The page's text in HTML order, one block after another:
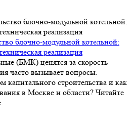
блочно-модульной котельной:
реализация
(БМК) ценятся за скорость
часто вызывает вопросы.
капитального строительства и как
в Москве и области? Читайте